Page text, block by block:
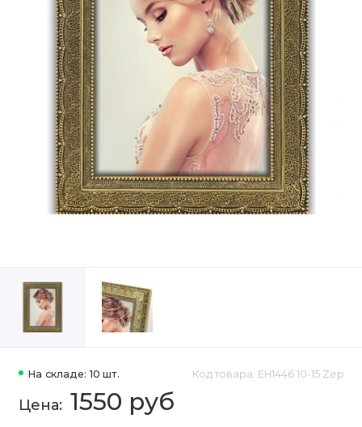
На складе: 10 шт. Код товара: EH1446 10-15 Zep
1550 руб